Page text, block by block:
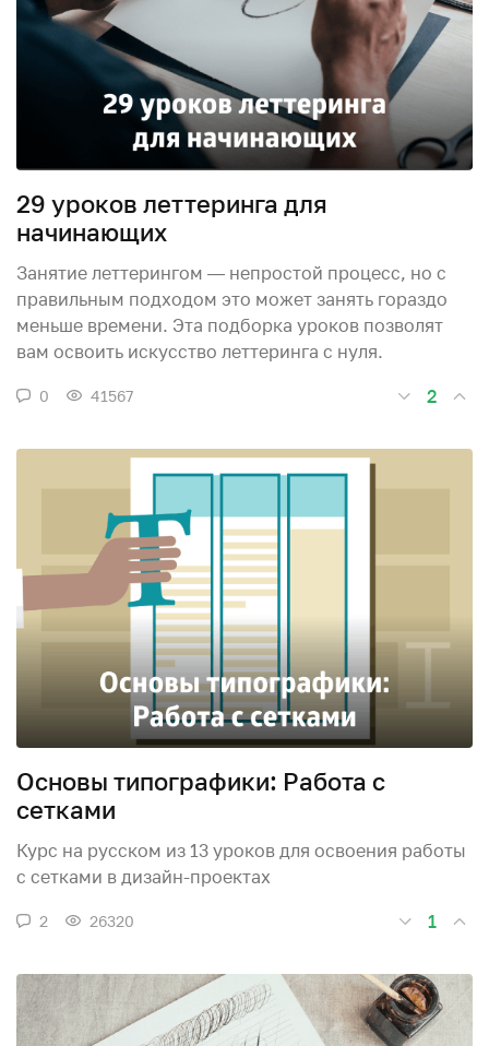
29 уроков леттеринга для
начинающих
Занятие леттерингом — непростой процесс, но с
правильным подходом это может занять гораздо
меньше времени. Эта подборка уроков позволят
вам освоить искусство леттеринга с нуля.
0 41567 2
Основы типографики: Работа с
сетками
Курс на русском из 13 уроков для освоения работы
с сетками в дизайн-проектах
2 26320 1